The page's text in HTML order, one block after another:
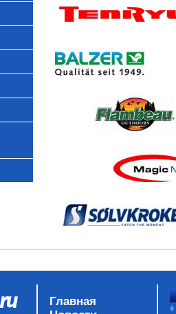
Главная